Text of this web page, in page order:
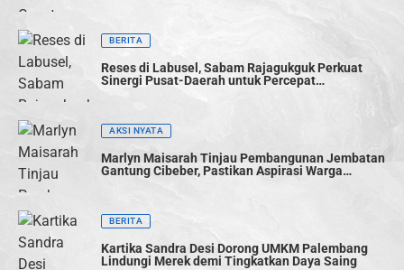
BERITA
Reses di Labusel, Sabam Rajagukguk Perkuat
Sinergi Pusat-Daerah untuk Percepat
AKSI NYATA
Marlyn Maisarah Tinjau Pembangunan Jembatan
Gantung Cibeber, Pastikan Aspirasi Warga
BERITA
Kartika Sandra Desi Dorong UMKM Palembang
Lindungi Merek demi Tingkatkan Daya Saing